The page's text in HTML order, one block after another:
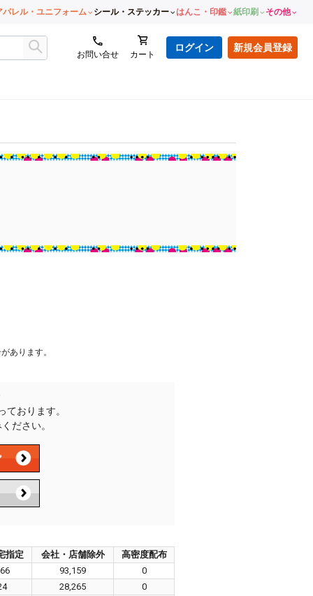
パレル・ユニフォーム シール・ステッカー はんこ・印鑑 紙印刷 その他
お問い合せ カート
ログイン 新規会員登録
あります。
おります。
ださい。
指定 会社・店舗除外
高密度配布
93,159
0
28,265
0